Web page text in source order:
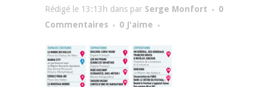
Rédigé le 13:13h dans par Serge Monfort
0
Commentaires
0 J'aime